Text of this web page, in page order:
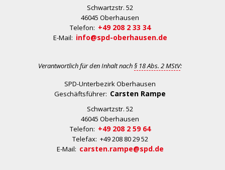
Schwartzstr. 52
46045 Oberhausen
Telefon: +49 208 2 33 34
E-Mail: info@spd-oberhausen.de
Verantwortlich für den Inhalt nach§ 18 Abs. 2 MStV:
SPD-Unterbezirk Oberhausen
Geschäftsführer: Carsten Rampe
Schwartzstr. 52
46045 Oberhausen
Telefon: +49 208 2 59 64
Telefax: +49 208 80 29 52
E-Mail: carsten.rampe@spd.de